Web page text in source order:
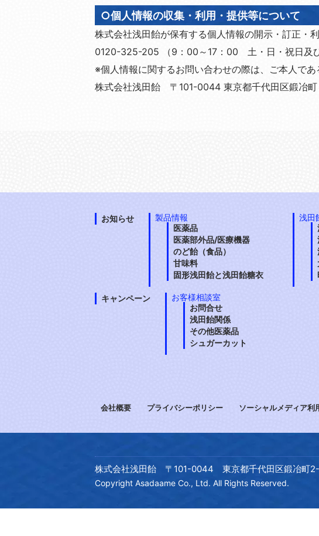
○個人情報の収集・利用・提供等について
株式会社浅田飴が保有する個人情報の開示・訂正・
0120-325-205 （9：00～17：00 土・日・祝日及び
※個人情報に関するお問い合わせの際は、ご本人であ
株式会社浅田飴 〒101-0044 東京都千代田区鍛冶町
お知らせ
製品情報
医薬品
医薬部外品/医療機器
のど飴（食品）
甘味料
固形浅田飴と浅田飴糖衣
浅田
キャンペーン
お客様相談室
お問合せ
浅田飴関係
その他医薬品
シュガーカット
会社概要 プライバシーポリシー ソーシャルメディア利
株式会社浅田飴 〒101-0044 東京都千代田区鍛冶町
Copyright Asadaame Co., Ltd. All Rights Reserved.